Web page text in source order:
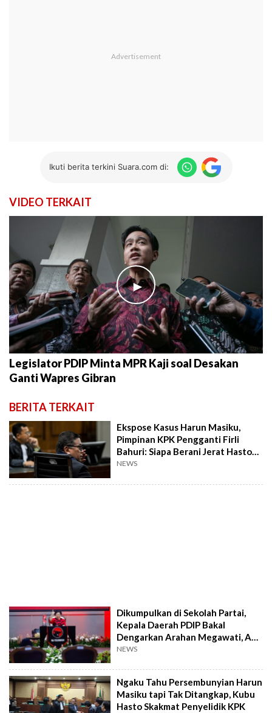
Ikuti berita terkini Suara.com di:
VIDEO TERKAIT
►
Legislator PDIP Minta MPR Kaji soal Desakan
Ganti Wapres Gibran
BERITA TERKAIT
Ekspose Kasus Harun Masiku,
Pimpinan KPK Pengganti Firli
Bahuri: Siapa Berani Jerat Hasto
Tersangka?
NEWS
Dikumpulkan di Sekolah Partai,
Kepala Daerah PDIP Bakal
Dengarkan Arahan Megawati, Apa
Pesannya?
NEWS
Ngaku Tahu Persembunyian Harun
Masiku tapi Tak Ditangkap, Kubu
Hasto Skakmat Penyelidik KPK